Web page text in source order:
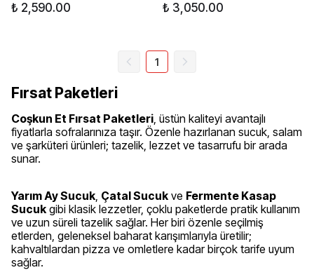
₺ 2,590.00 ₺ 3,050.00
1
Fırsat Paketleri
Coşkun Et Fırsat Paketleri, üstün kaliteyi avantajlı
fiyatlarla sofralarınıza taşır. Özenle hazırlanan sucuk, salam
ve şarküteri ürünleri; tazelik, lezzet ve tasarrufu bir arada
sunar.
Yarım Ay Sucuk, Çatal Sucuk ve Fermente Kasap
Sucuk gibi klasik lezzetler, çoklu paketlerde pratik kullanım
ve uzun süreli tazelik sağlar. Her biri özenle seçilmiş
etlerden, geleneksel baharat karışımlarıyla üretilir;
kahvaltılardan pizza ve omletlere kadar birçok tarife uyum
sağlar.